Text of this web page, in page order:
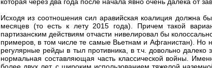
Исходя из соотношения сил аравийская коалиция должна
месяцев (то есть к лету 2015 года). Причем такой
партизанским действиям отчасти нивелировал бы
примеров, в том числе те самые Вьетнам и Афганистан). Но
регулярные рейды в тыл противника, в т.ч. довольно
нормальная составляющая часть классической войны.